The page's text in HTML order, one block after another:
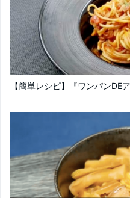
【簡単レシピ】『ワンパンDE